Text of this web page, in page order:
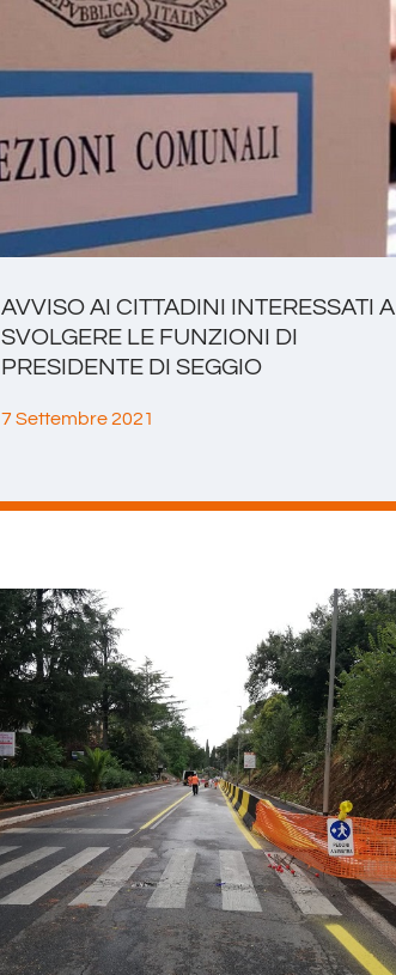
AVVISO AI CITTADINI INTERESSATI A
SVOLGERE LE FUNZIONI DI
PRESIDENTE DI SEGGIO
7 Settembre 2021